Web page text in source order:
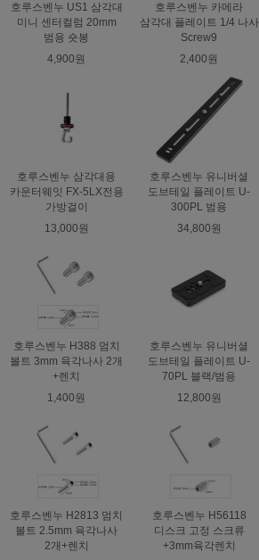
호루스벤누 US1 삼각대
미니 센터컬럼 20mm
범용 숏봉
4,900원
호루스벤누 카메라
삼각대 플레이트 1/4 나사
Screw9
2,400원
호루스벤누 삼각대용
카운터웨잇 FX-5LX전용
가방걸이
13,000원
호루스벤누 유니버셜
도브테일 플레이트 U-
300PL 범용
34,800원
호루스벤누 H388 멈치
볼트 3mm 육각나사 2개
+렌치
1,400원
호루스벤누 유니버셜
도브테일 플레이트 U-
70PL 블랙/범용
12,800원
호루스벤누 H2813 멈치
볼트 2.5mm 육각나사
2개+렌치
호루스벤누 H56118
디스크 고정 스크류
+3mm육각렌치